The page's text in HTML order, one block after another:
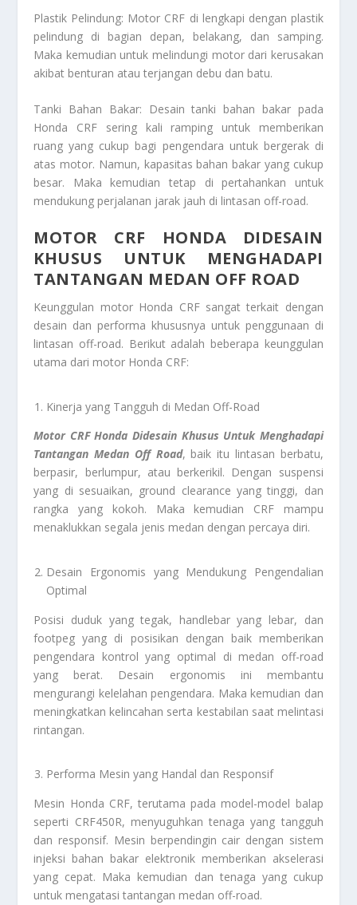
Plastik Pelindung: Motor CRF di lengkapi dengan plastik
pelindung di bagian depan, belakang, dan samping.
Maka kemudian untuk melindungi motor dari kerusakan
akibat benturan atau terjangan debu dan batu.
Tanki Bahan Bakar: Desain tanki bahan bakar pada
Honda CRF sering kali ramping untuk memberikan
ruang yang cukup bagi pengendara untuk bergerak di
atas motor. Namun, kapasitas bahan bakar yang cukup
besar. Maka kemudian tetap di pertahankan untuk
mendukung perjalanan jarak jauh di lintasan off-road.
MOTOR CRF HONDA DIDESAIN
KHUSUS UNTUK MENGHADAPI
TANTANGAN MEDAN OFF ROAD
Keunggulan motor Honda CRF sangat terkait dengan
desain dan performa khususnya untuk penggunaan di
lintasan off-road. Berikut adalah beberapa keunggulan
utama dari motor Honda CRF:
Kinerja yang Tangguh di Medan Off-Road
Motor CRF Honda Didesain Khusus Untuk Menghadapi
Tantangan Medan Off Road, baik itu lintasan berbatu,
berpasir, berlumpur, atau berkerikil. Dengan suspensi
yang di sesuaikan, ground clearance yang tinggi, dan
rangka yang kokoh. Maka kemudian CRF mampu
menaklukkan segala jenis medan dengan percaya diri.
Desain Ergonomis yang Mendukung Pengendalian
Optimal
Posisi duduk yang tegak, handlebar yang lebar, dan
footpeg yang di posisikan dengan baik memberikan
pengendara kontrol yang optimal di medan off-road
yang berat. Desain ergonomis ini membantu
mengurangi kelelahan pengendara. Maka kemudian dan
meningkatkan kelincahan serta kestabilan saat melintasi
rintangan.
Performa Mesin yang Handal dan Responsif
Mesin Honda CRF, terutama pada model-model balap
seperti CRF450R, menyuguhkan tenaga yang tangguh
dan responsif. Mesin berpendingin cair dengan sistem
injeksi bahan bakar elektronik memberikan akselerasi
yang cepat. Maka kemudian dan tenaga yang cukup
untuk mengatasi tantangan medan off-road.